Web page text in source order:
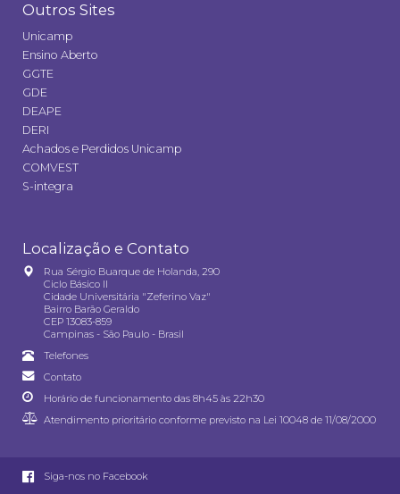
Outros Sites
Unicamp
Ensino Aberto
GGTE
GDE
DEAPE
DERI
Achados e Perdidos Unicamp
COMVEST
S-integra
Localização e Contato
Rua Sérgio Buarque de Holanda, 290
Ciclo Básico II
Cidade Universitária "Zeferino Vaz"
Bairro Barão Geraldo
CEP 13083-859
Campinas - São Paulo - Brasil
Telefones
Contato
Horário de funcionamento das 8h45 às 22h30
Atendimento prioritário conforme previsto na Lei 10048 de 11/08/2000
Siga-nos no Facebook